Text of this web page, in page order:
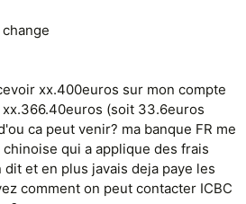
xx.400euros sur mon compte
(soit 33.6euros
ca peut venir? ma banque FR me
qui a applique des frais
et en plus javais deja paye les
comment on peut contacter ICBC